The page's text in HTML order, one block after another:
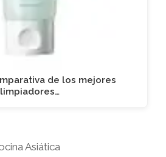
de los mejores
limpiadores…
Asiática